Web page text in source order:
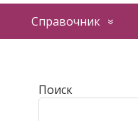
Справочник
Поиск